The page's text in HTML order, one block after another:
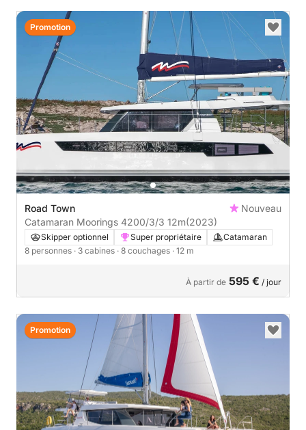
Road Town
Nouveau
Catamaran Moorings 4200/3/3 12m(2023)
Skipper optionnel Super propriétaire
Catamaran
8 personnes · 3 cabines · 8 couchages · 12 m
À partir de 595 € / jour
Promotion
Promotion